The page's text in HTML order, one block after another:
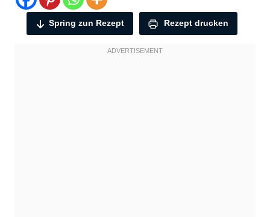
Spring zun Rezept Rezept drucken